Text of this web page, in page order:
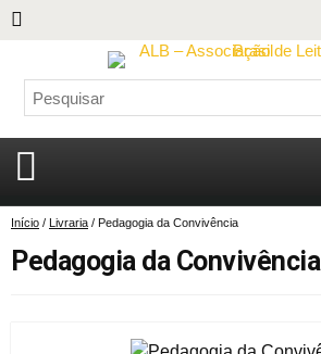
Início / Livraria / Pedagogia da Convivência
Pedagogia da Convivência